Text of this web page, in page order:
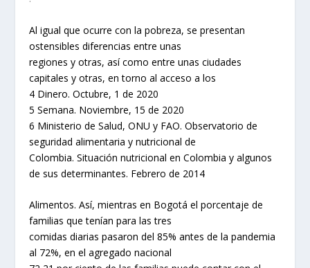
Al igual que ocurre con la pobreza, se presentan
ostensibles diferencias entre unas
regiones y otras, así como entre unas ciudades
capitales y otras, en torno al acceso a los
4 Dinero. Octubre, 1 de 2020
5 Semana. Noviembre, 15 de 2020
6 Ministerio de Salud, ONU y FAO. Observatorio de
seguridad alimentaria y nutricional de
Colombia. Situación nutricional en Colombia y algunos
de sus determinantes. Febrero de 2014
Alimentos. Así, mientras en Bogotá el porcentaje de
familias que tenían para las tres
comidas diarias pasaron del 85% antes de la pandemia
al 72%, en el agregado nacional